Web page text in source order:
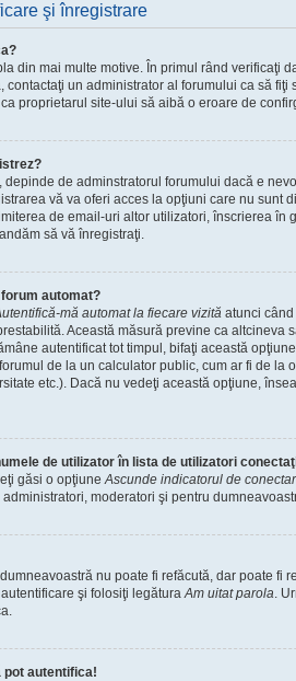
şi înregistrare
din mai multe motive. În primul rând verificaţi
contactaţi un administrator al forumului ca să fiţi
proprietarul site-ului să aibă o eroare de
depinde de adminstratorul forumului dacă e
vă va oferi acces la opţiuni care nu sunt
de email-uri altor utilizatori, înscrierea în
să vă înregistraţi.
automat?
mă automat la fiecare vizită atunci
Această măsură previne ca altcineva
autentificat tot timpul, bifaţi această
de la un calculator public, cum ar fi de la
etc.). Dacă nu vedeţi această opţiune,
de utilizator în lista de utilizatori
găsi o opţiuneAscunde indicatorul de
moderatori şi pentru
nu poate fi refăcută, dar poate fi
şi folosiţi legăturaAm uitat parola.
pot autentifica!